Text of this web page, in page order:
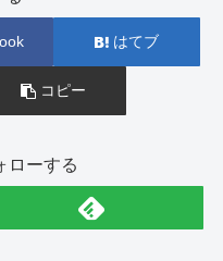
はてブ
コピー
ローする